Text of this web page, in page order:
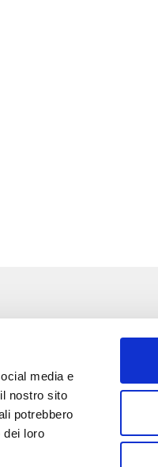
media e
nostro sito
potrebbero
dei loro